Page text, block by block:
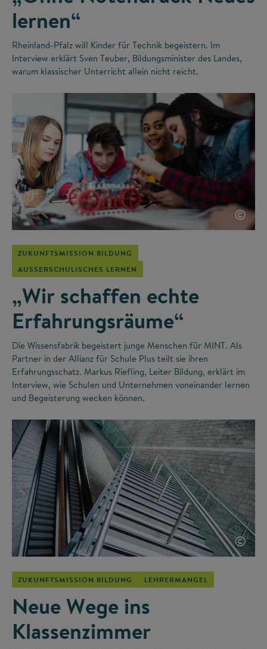
lernen“
Rheinland-Pfalz will Kinder für Technik begeistern. Im
Interview erklärt Sven Teuber, Bildungsminister des Landes,
warum klassischer Unterricht allein nicht reicht.
©
ZUKUNFTSMISSION BILDUNG
AUSSERSCHULISCHES LERNEN
„Wir schaffen echte
Erfahrungsräume“
Die Wissensfabrik begeistert junge Menschen für MINT. Als
Partner in der Allianz für Schule Plus teilt sie ihren
Erfahrungsschatz. Markus Riefling, Leiter Bildung, erklärt im
Interview, wie Schulen und Unternehmen voneinander lernen
und Begeisterung wecken können.
©
ZUKUNFTSMISSION BILDUNG LEHRERMANGEL
Neue Wege ins
Klassenzimmer